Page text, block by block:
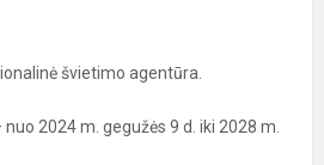
švietimo agentūra.
2024 m. gegužės 9 d. iki 2028 m.